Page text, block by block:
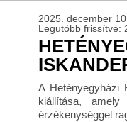
2025. december
Legutóbb frissítve:
A Hetényegyházi
kiállítása,
érzékenységgel